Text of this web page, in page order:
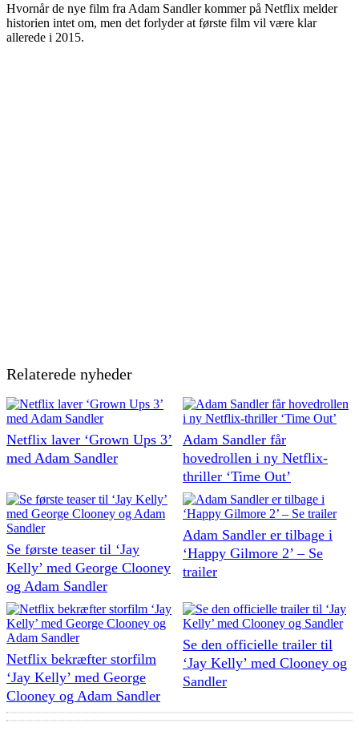
Hvornår de nye film fra Adam Sandler kommer på Netflix melder
historien intet om, men det forlyder at første film vil være klar
allerede i 2015.
Relaterede nyheder
Netflix laver ‘Grown Ups 3’
med Adam Sandler
Adam Sandler får
hovedrollen i ny Netflix-
thriller ‘Time Out’
Se første teaser til ‘Jay
Kelly’ med George Clooney
og Adam Sandler
Adam Sandler er tilbage i
‘Happy Gilmore 2’ – Se
trailer
Netflix bekræfter storfilm
‘Jay Kelly’ med George
Clooney og Adam Sandler
Se den officielle trailer til
‘Jay Kelly’ med Clooney og
Sandler